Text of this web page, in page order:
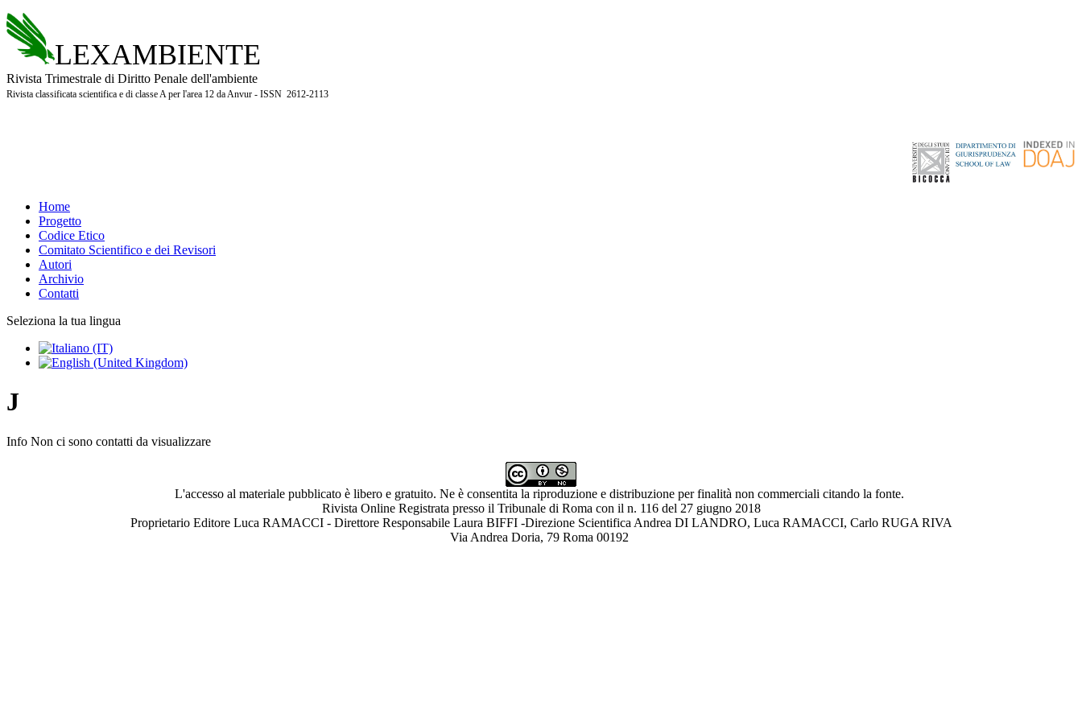
LEXAMBIENTE
Rivista Trimestrale di Diritto Penale dell'ambiente
Rivista classificata scientifica e di classe A per l'area 12 da Anvur - ISSN 2612-2113
Home
Progetto
Codice Etico
Comitato Scientifico e dei Revisori
Autori
Archivio
Contatti
Seleziona la tua lingua
J
Info Non ci sono contatti da visualizzare
L'accesso al materiale pubblicato è libero e gratuito. Ne è consentita la riproduzione e distribuzione per finalità non commerciali citando la fonte.
Rivista Online Registrata presso il Tribunale di Roma con il n. 116 del 27 giugno 2018
Proprietario Editore Luca RAMACCI - Direttore Responsabile Laura BIFFI -Direzione Scientifica Andrea DI LANDRO, Luca RAMACCI, Carlo RUGA RIVA
Via Andrea Doria, 79 Roma 00192